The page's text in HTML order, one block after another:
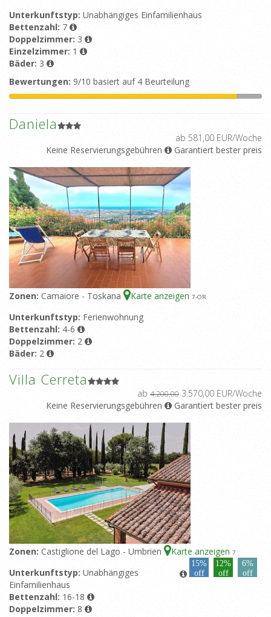
Unterkunftstyp: Unabhängiges Einfamilienhaus
Bettenzahl: 7
Doppelzimmer: 3
Einzelzimmer: 1
Bäder: 3
Bewertungen: 9/10 basiert auf 4 Beurteilung
Daniela
ab 581,00 EUR/Woche
Keine Reservierungsgebühren
Garantiert bester preis
Zonen: Camaiore - Toskana Karte anzeigen 7-OR
Unterkunftstyp: Ferienwohnung
Bettenzahl: 4-6
Doppelzimmer: 2
Bäder: 2
Villa Cerreta
ab 4.200,00 3.570,00 EUR/Woche
Keine Reservierungsgebühren
Garantiert bester preis
Zonen: Castiglione del Lago - Umbrien Karte anzeigen 7
15%
off
12%
off
6%
off
Unterkunftstyp: Unabhängiges
Einfamilienhaus
Bettenzahl: 16-18
Doppelzimmer: 8